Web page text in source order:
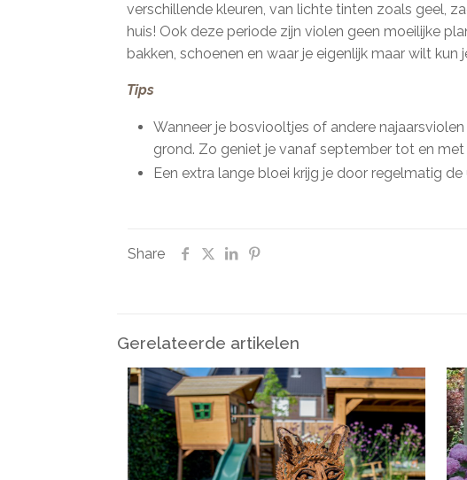
verschillende kleuren, van lichte tinten zoals geel,
huis! Ook deze periode zijn violen geen moeilijke
bakken, schoenen en waar je eigenlijk maar wilt kun
Tips
Wanneer je bosviooltjes of andere
grond. Zo geniet je vanaf september tot en
Een extra lange bloei krijg je door regelmatig
Share
Gerelateerde artikelen